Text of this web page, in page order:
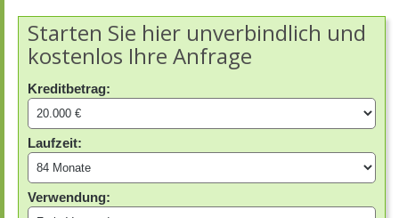
Starten Sie hier unverbindlich und
kostenlos Ihre Anfrage
Kreditbetrag:
Laufzeit:
Verwendung: